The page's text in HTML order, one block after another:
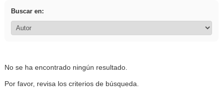
Buscar en:
No se ha encontrado ningún resultado.
Por favor, revisa los criterios de búsqueda.